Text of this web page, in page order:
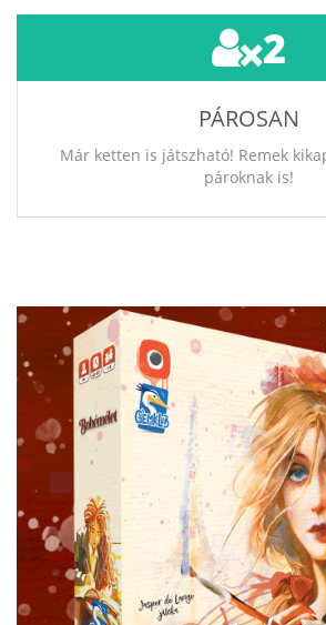
2
PÁROSAN
Már ketten is játszható! Remek
pároknak is!